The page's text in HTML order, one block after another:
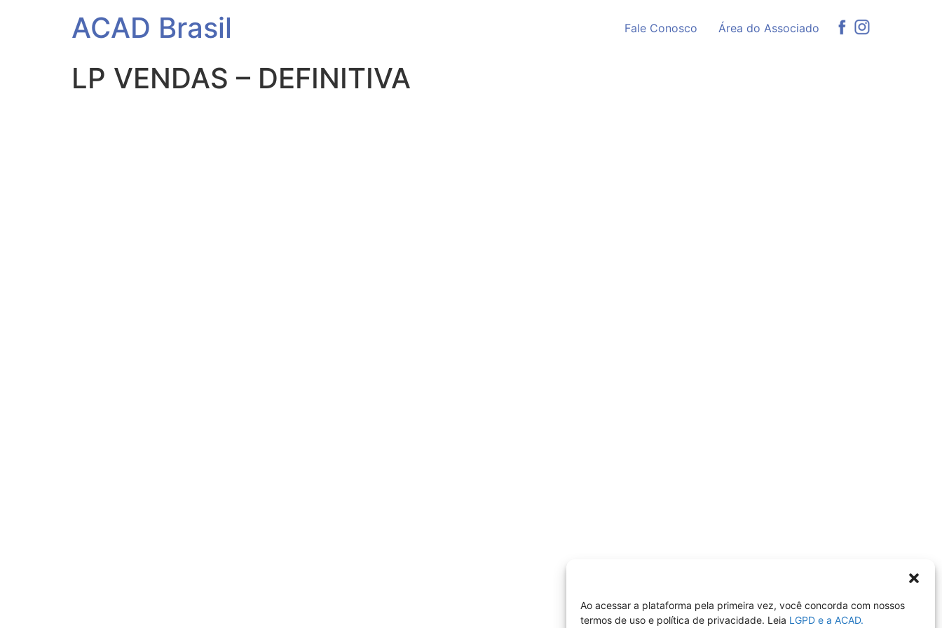
Ao acessar a plataforma pela primeira vez, você concorda com nossos
termos de uso e política de privacidade. Leia LGPD e a ACAD.
ACAD Brasil Fale Conosco Área do Associado
LP VENDAS – DEFINITIVA